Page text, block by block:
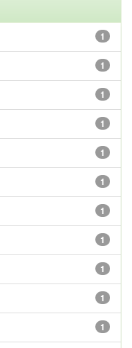
1
1
1
1
1
1
1
1
1
1
1